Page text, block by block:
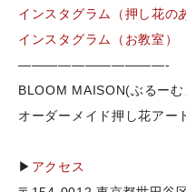
インスタグラム（押し花の
インスタグラム（お教室）
———————————-
BLOOM MAISON(ぶるーむ
オーダーメイド押し花アー
▶ アクセス